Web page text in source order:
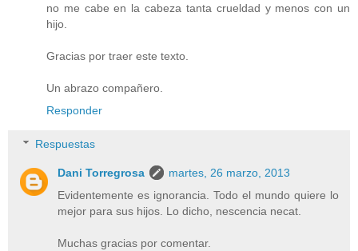
no me cabe en la cabeza tanta crueldad y menos con un
hijo.
Gracias por traer este texto.
Un abrazo compañero.
Responder
Respuestas
Dani Torregrosa
martes, 26 marzo, 2013
Evidentemente es ignorancia. Todo el mundo quiere lo
mejor para sus hijos. Lo dicho, nescencia necat.
Muchas gracias por comentar.